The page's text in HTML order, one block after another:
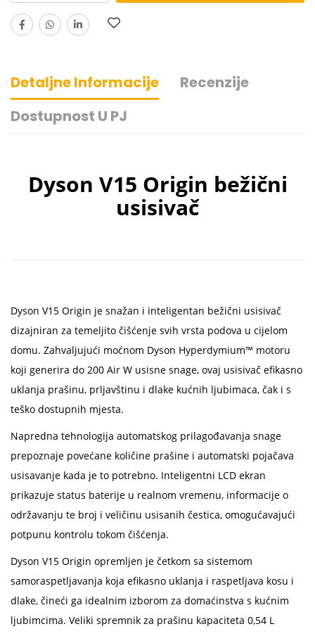
Detaljne Informacije
Recenzije
Dostupnost U PJ
Dyson V15 Origin bežični
usisivač
Dyson V15 Origin je snažan i inteligentan bežični usisivač
dizajniran za temeljito čišćenje svih vrsta podova u cijelom
domu. Zahvaljujući moćnom Dyson Hyperdymium™ motoru
koji generira do 200 Air W usisne snage, ovaj usisivač efikasno
uklanja prašinu, prljavštinu i dlake kućnih ljubimaca, čak i s
teško dostupnih mjesta.
Napredna tehnologija automatskog prilagođavanja snage
prepoznaje povećane količine prašine i automatski pojačava
usisavanje kada je to potrebno. Inteligentni LCD ekran
prikazuje status baterije u realnom vremenu, informacije o
održavanju te broj i veličinu usisanih čestica, omogućavajući
potpunu kontrolu tokom čišćenja.
Dyson V15 Origin opremljen je četkom sa sistemom
samoraspetljavanja koja efikasno uklanja i raspetljava kosu i
dlake, čineći ga idealnim izborom za domaćinstva s kućnim
ljubimcima. Veliki spremnik za prašinu kapaciteta 0,54 L